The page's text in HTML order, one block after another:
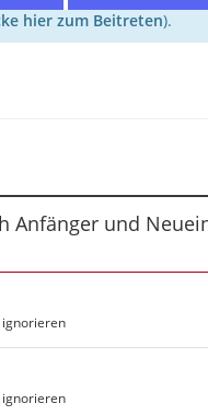
hier zum Beitreten).
Anfänger und